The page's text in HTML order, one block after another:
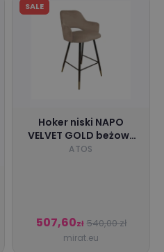
SALE
Hoker niski NAPO
VELVET GOLD beżowy
ATOS
ATOS
507,60zł 540,00 zł
mirat.eu